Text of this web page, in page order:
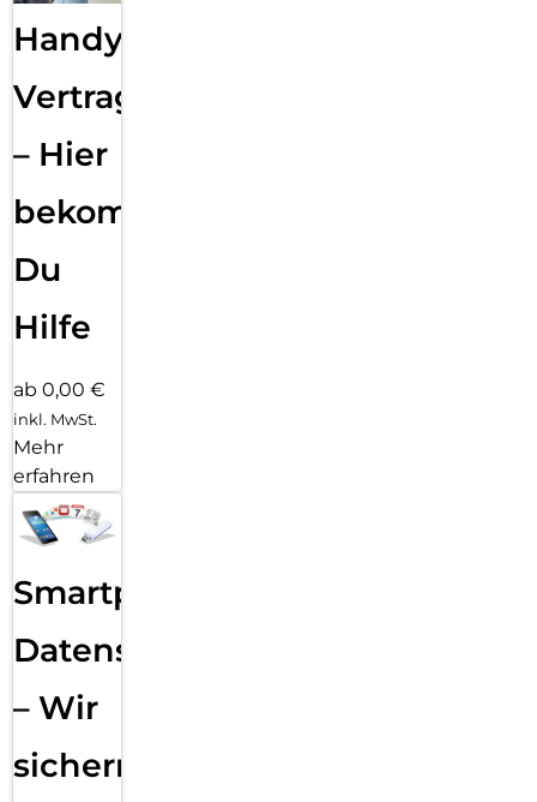
Handy
Vertragsabwicklung
– Hier
bekommst
Du
Hilfe
ab 0,00 €
inkl. MwSt.
Mehr
erfahren
Smartphone
Datensicherung
– Wir
sichern